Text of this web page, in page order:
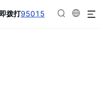
拨打95015